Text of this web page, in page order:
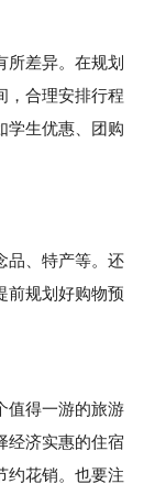
所差异。在规划
，合理安排行程
学生优惠、团购
品、特产等。还
前规划好购物预
得一游的旅游
经济实惠的住宿
约花销。也要注